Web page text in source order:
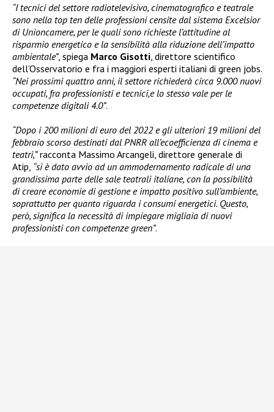
“I tecnici del settore radiotelevisivo, cinematografico e teatrale
sono nella top ten delle professioni censite dal sistema Excelsior
di Unioncamere, per le quali sono richieste l’attitudine al
risparmio energetico e la sensibilità alla riduzione dell’impatto
ambientale”, spiega Marco Gisotti , direttore scientifico
dell’Osservatorio e fra i maggiori esperti italiani di green jobs.
“Nei prossimi quattro anni, il settore richiederà circa 9.000 nuovi
occupati, fra professionisti e tecnici,e lo stesso vale per le
competenze digitali 4.0”.
“Dopo i 200 milioni di euro del 2022 e gli ulteriori 19 milioni del
febbraio scorso destinati dal PNRR all’ecoefficienza di cinema e
teatri,”racconta Massimo Arcangeli, direttore generale di
Atip, “si è dato avvio ad un ammodernamento radicale di una
grandissima parte delle sale teatrali italiane, con la possibilità
di creare economie di gestione e impatto positivo sull’ambiente,
soprattutto per quanto riguarda i consumi energetici. Questo,
però, significa la necessità di impiegare migliaia di nuovi
professionisti con competenze green”.